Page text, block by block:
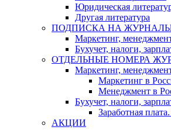
Юридическая
Другая литература
ПОДПИСКА НА
Маркетинг,
Бухучет, налоги,
ОТДЕЛЬНЫЕ НОМЕРА
Маркетинг,
Маркетинг в
Менеджмент в
Бухучет, налоги,
Заработная
АКЦИИ